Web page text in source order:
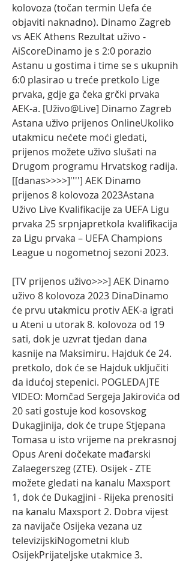
kolovoza (točan termin Uefa će
objaviti naknadno). Dinamo Zagreb
vs AEK Athens Rezultat uživo -
AiScoreDinamo je s 2:0 porazio
Astanu u gostima i time se s ukupnih
6:0 plasirao u treće pretkolo Lige
prvaka, gdje ga čeka grčki prvaka
AEK-a. [Uživo@Live] Dinamo Zagreb
Astana uživo prijenos OnlineUkoliko
utakmicu nećete moći gledati,
prijenos možete uživo slušati na
Drugom programu Hrvatskog radija.
[[danas>>>>]''''] AEK Dinamo
prijenos 8 kolovoza 2023Astana
Uživo Live Kvalifikacije za UEFA Ligu
prvaka 25 srpnjapretkola kvalifikacija
za Ligu prvaka – UEFA Champions
League u nogometnoj sezoni 2023.
[TV prijenos uživo>>>] AEK Dinamo
uživo 8 kolovoza 2023 DinaDinamo
će prvu utakmicu protiv AEK-a igrati
u Ateni u utorak 8. kolovoza od 19
sati, dok je uzvrat tjedan dana
kasnije na Maksimiru. Hajduk će 24.
pretkolo, dok će se Hajduk uključiti
da idućoj stepenici. POGLEDAJTE
VIDEO: Momčad Sergeja Jakirovića od
20 sati gostuje kod kosovskog
Dukagjinija, dok će trupe Stjepana
Tomasa u isto vrijeme na prekrasnoj
Opus Areni dočekate mađarski
Zalaegerszeg (ZTE). Osijek - ZTE
možete gledati na kanalu Maxsport
1, dok će Dukagjini - Rijeka prenositi
na kanalu Maxsport 2. Dobra vijest
za navijače Osijeka vezana uz
televizijskiNogometni klub
OsijekPrijateljske utakmice 3.